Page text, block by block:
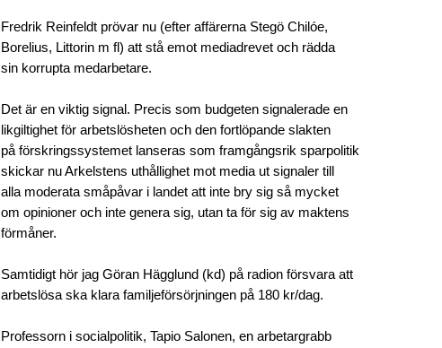
Fredrik Reinfeldt prövar nu (efter affärerna Stegö Chilóe,
Borelius, Littorin m fl) att stå emot mediadrevet och rädda
sin korrupta medarbetare.
Det är en viktig signal. Precis som budgeten signalerade en
likgiltighet för arbetslösheten och den fortlöpande slakten
på förskringssystemet lanseras som framgångsrik sparpolitik
skickar nu Arkelstens uthållighet mot media ut signaler till
alla moderata småpåvar i landet att inte bry sig så mycket
om opinioner och inte genera sig, utan ta för sig av maktens
förmåner.
Samtidigt hör jag Göran Hägglund (kd) på radion försvara att
arbetslösa ska klara familjeförsörjningen på 180 kr/dag.
Professorn i socialpolitik, Tapio Salonen, en arbetargrabb